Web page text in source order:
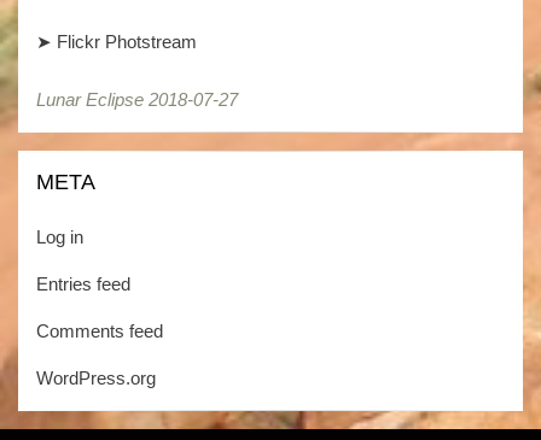
➤ Flickr Photstream
Lunar Eclipse 2018-07-27
Lunar Eclipse 2018-07-27
META
Log in
Entries feed
Comments feed
WordPress.org